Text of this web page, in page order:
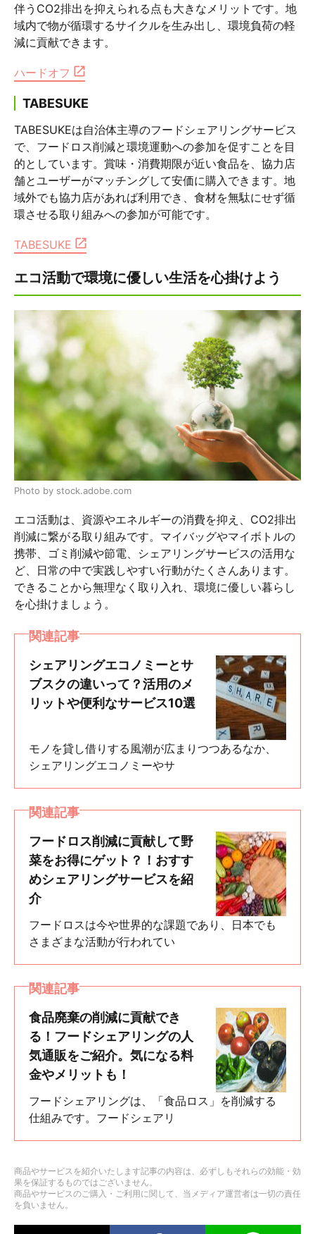
伴うCO2排出を抑えられる点も大きなメリットです。地
域内で物が循環するサイクルを生み出し、環境負荷の軽
減に貢献できます。
ハードオフ
TABESUKE
TABESUKEは自治体主導のフードシェアリングサービス
で、フードロス削減と環境運動への参加を促すことを目
的としています。賞味・消費期限が近い食品を、協力店
舗とユーザーがマッチングして安価に購入できます。地
域外でも協力店があれば利用でき、食材を無駄にせず循
環させる取り組みへの参加が可能です。
TABESUKE
エコ活動で環境に優しい生活を心掛けよう
Photo by stock.adobe.com
エコ活動は、資源やエネルギーの消費を抑え、CO2排出
削減に繋がる取り組みです。マイバッグやマイボトルの
携帯、ゴミ削減や節電、シェアリングサービスの活用な
ど、日常の中で実践しやすい行動がたくさんあります。
できることから無理なく取り入れ、環境に優しい暮らし
を心掛けましょう。
関連記事
シェアリングエコノミーとサ
ブスクの違いって？活用のメ
リットや便利なサービス10選
モノを貸し借りする風潮が広まりつつあるなか、
シェアリングエコノミーやサ
関連記事
フードロス削減に貢献して野
菜をお得にゲット？！おすす
めシェアリングサービスを紹
介
フードロスは今や世界的な課題であり、日本でも
さまざまな活動が行われてい
関連記事
食品廃棄の削減に貢献でき
る！フードシェアリングの人
気通販をご紹介。気になる料
金やメリットも！
フードシェアリングは、「食品ロス」を削減する
仕組みです。フードシェアリ
商品やサービスを紹介いたします記事の内容は、必ずしもそれらの効能・効
果を保証するものではございません。
商品やサービスのご購入・ご利用に関して、当メディア運営者は一切の責任
を負いません。